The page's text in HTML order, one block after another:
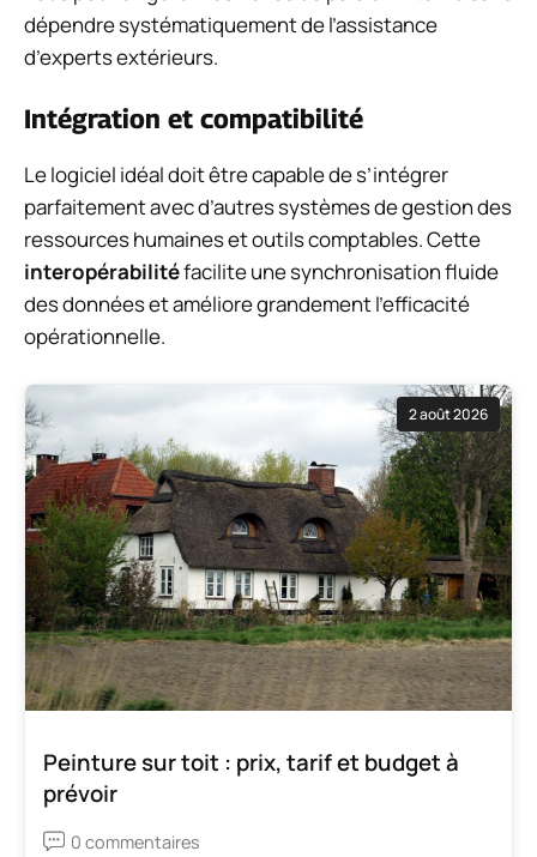
dépendre systématiquement de l’assistance
d’experts extérieurs.
Intégration et compatibilité
Le logiciel idéal doit être capable de s’intégrer
parfaitement avec d’autres systèmes de gestion des
ressources humaines et outils comptables. Cette
interopérabilitéfacilite une synchronisation fluide
des données et améliore grandement l’efficacité
opérationnelle.
2 août 2026
Peinture sur toit : prix, tarif et budget à
prévoir
0 commentaires